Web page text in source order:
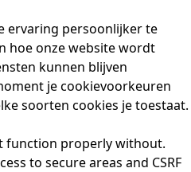
ervaring persoonlijker te
hoe onze website wordt
kunnen blijven
je cookievoorkeuren
soorten cookies je toestaat.
function properly without.
to secure areas and CSRF